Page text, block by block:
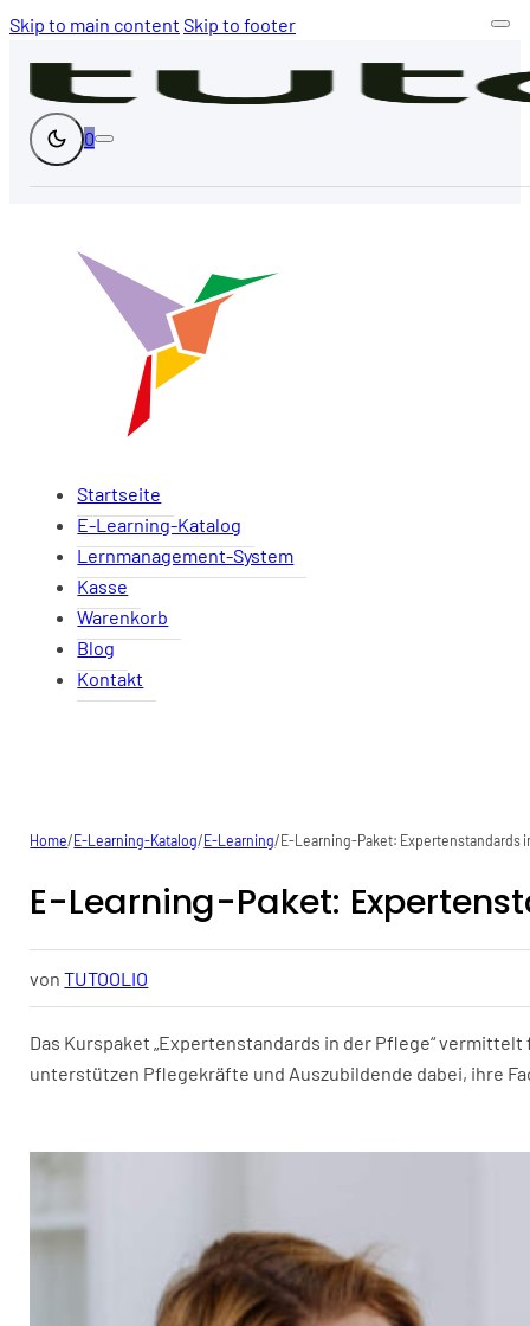
Skip to main content Skip to footer
0
Startseite
E-Learning-Katalog
Lernmanagement-System
Kasse
Warenkorb
Blog
Kontakt
Home/ E-Learning-Katalog/ E-Learning/ E-Learning-Paket: Expertenstandards
E-Learning-Paket:
vonTUTOOLIO
Das Kurspaket „Expertenstandards in der Pflege“
unterstützen Pflegekräfte und Auszubildende dabei, ihre